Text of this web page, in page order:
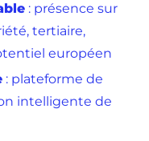
: présence sur
tertiaire,
européen
: plateforme de
intelligente de